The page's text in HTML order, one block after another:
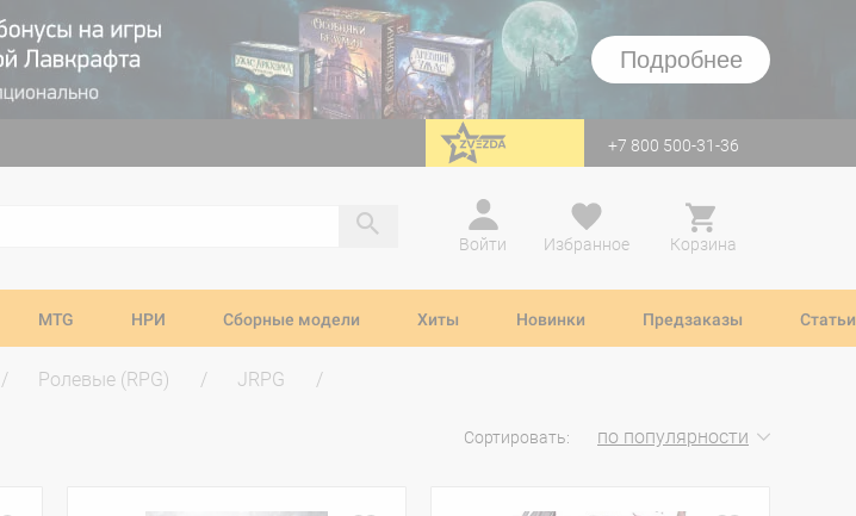
Подробнее
перейти на Zvezda +7 800 500-31-36
Войти
Избранное Корзина
MTG НРИ Сборные модели Хиты Новинки Предзаказы Статьи
Ролевые (RPG) JRPG
Сортировать: по популярности